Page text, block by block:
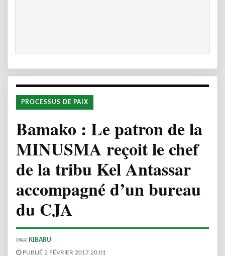
PROCESSUS DE PAIX
Bamako : Le patron de la
MINUSMA reçoit le chef
de la tribu Kel Antassar
accompagné d’un bureau
du CJA
PAR KIBARU
PUBLIÉ 2 FÉVRIER 2017 20:01